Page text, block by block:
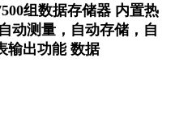
组数据存储器 内置热
量，自动存储，自
输出功能 数据
绍